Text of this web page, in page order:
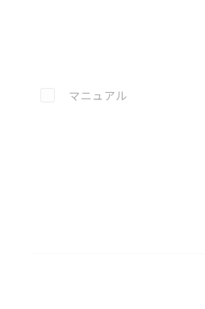
この資料を選択
マニュアル